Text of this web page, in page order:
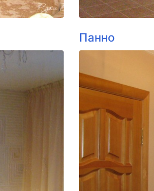
Панно